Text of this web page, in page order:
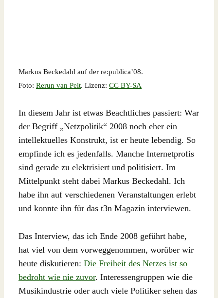
Markus Beckedahl auf der re:publica’08.
Foto: Rerun van Pelt. Lizenz: CC BY-SA
In diesem Jahr ist etwas Beachtliches passiert: War
der Begriff „Netzpolitik“ 2008 noch eher ein
intellektuelles Konstrukt, ist er heute lebendig. So
empfinde ich es jedenfalls. Manche Internetprofis
sind gerade zu elektrisiert und politisiert. Im
Mittelpunkt steht dabei Markus Beckedahl. Ich
habe ihn auf verschiedenen Veranstaltungen erlebt
und konnte ihn für das t3n Magazin interviewen.
Das Interview, das ich Ende 2008 geführt habe,
hat viel von dem vorweggenommen, worüber wir
heute diskutieren: Die Freiheit des Netzes ist so
bedroht wie nie zuvor. Interessengruppen wie die
Musikindustrie oder auch viele Politiker sehen das